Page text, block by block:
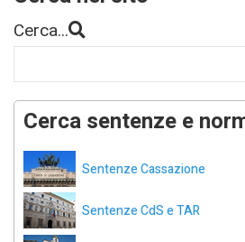
Cerca...
Cerca sentenze e
Sentenze Cassazione
Sentenze CdS e TAR